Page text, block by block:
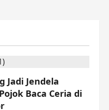
Jadi Jendela
Baca Ceria di